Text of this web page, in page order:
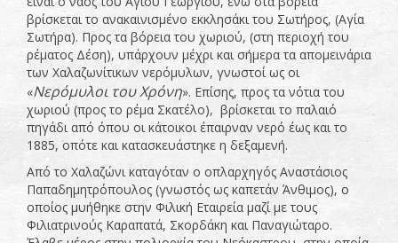
βρίσκεται το ανακαινισμένο εκκλησάκι του Σωτήρος, (Αγία
Σωτήρα). Προς τα βόρεια του χωριού, (στη περιοχή του
ρέματος Δέση), υπάρχουν μέχρι και σήμερα τα απομεινάρια
των Χαλαζωνίτικων νερόμυλων, γνωστοί ως οι
«Νερόμυλοι του Χρόνη». Επίσης, προς τα νότια του
χωριού (προς το ρέμα Σκατέλο), βρίσκεται το παλαιό
πηγάδι από όπου οι κάτοικοι έπαιρναν νερό έως και το
1885, οπότε και κατασκευάστηκε η δεξαμενή.
Από το Χαλαζώνι καταγόταν ο οπλαρχηγός Αναστάσιος
Παπαδημητρόπουλος (γνωστός ως καπετάν Άνθιμος), ο
οποίος μυήθηκε στην Φιλική Εταιρεία μαζί με τους
Φιλιατρινούς Καραπατά, Σκορδάκη και Παναγιώταρο.